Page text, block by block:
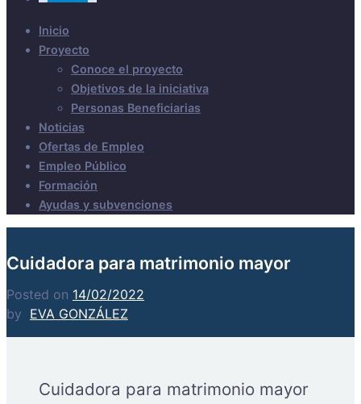
Inicio
Proyecto
Conoce el proyecto
Objetivos de la iniciativa
Personas Beneficiarias
Noticias
Ofertas de Empleo
Empleo Público
Formación
Ayudas y subvenciones
Cuidadora para matrimonio mayor
Posted on 14/02/2022
by EVA GONZÁLEZ
Cuidadora para matrimonio mayor